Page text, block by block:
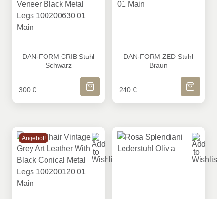
DAN-FORM CRIB Stuhl
Schwarz
300 €
IN DEN WARENKORB
DAN-FORM ZED Stuhl
Braun
240 €
IN DEN
Angebot!